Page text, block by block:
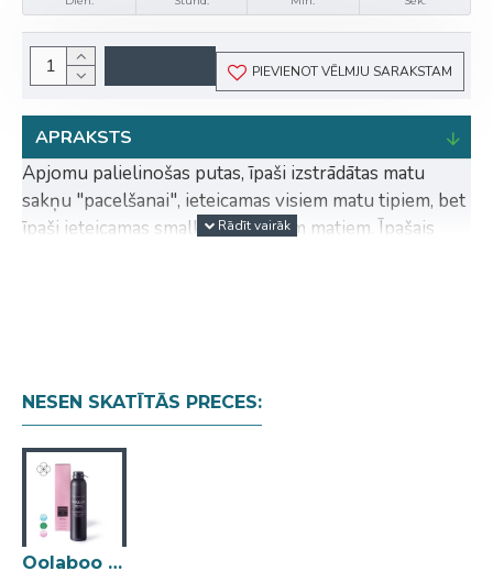
PIEVIENOT VĒLMJU SARAKSTAM
APRAKSTS
Apjomu palielinošas putas, īpaši izstrādātas matu
sakņu "pacelšanai", ieteicamas visiem matu tipiem, bet
īpaši ieteicamas smalkiem, plāniem matiem. Īpašais
minerāleļļas.
Revolucionārā “fiksācija ar atmiņu” vairākas dienas
saglabā matu sakārtojumu kuplu un apjomīgu, arī
uzreiz pēc pamošanās. Garantē maksimālu apjomu,
pateicoties papildu balstam pie matu saknēm. Dabiska
NESEN SKATĪTĀS PRECES:
Oolaboo Glam Former root lifting hair blast piesakņu putas 250ml